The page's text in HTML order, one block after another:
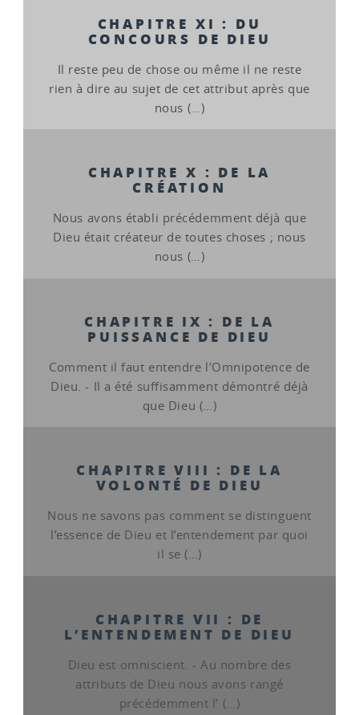
CHAPITRE XI : DU
CONCOURS DE DIEU
Il reste peu de chose ou même il ne reste
rien à dire au sujet de cet attribut après que
nous (…)
CHAPITRE X : DE LA
CRÉATION
Nous avons établi précédemment déjà que
Dieu était créateur de toutes choses ; nous
nous (…)
CHAPITRE IX : DE LA
PUISSANCE DE DIEU
Comment il faut entendre l’Omnipotence de
Dieu. - Il a été suffisamment démontré déjà
que Dieu (…)
CHAPITRE VIII : DE LA
VOLONTÉ DE DIEU
Nous ne savons pas comment se distinguent
l’essence de Dieu et l’entendement par quoi
il se (…)
CHAPITRE VII : DE
L’ENTENDEMENT DE DIEU
Dieu est omniscient. - Au nombre des
attributs de Dieu nous avons rangé
précédemment l’ (…)